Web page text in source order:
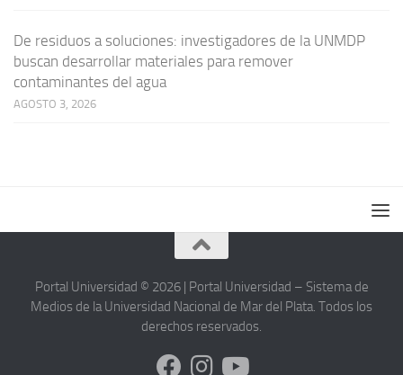
De residuos a soluciones: investigadores de la UNMDP
buscan desarrollar materiales para remover
contaminantes del agua
AGOSTO 3, 2026
Portal Universidad © 2026 | Portal Universidad – Sistema de
Medios de la Universidad Nacional de Mar del Plata. Todos los
derechos reservados.